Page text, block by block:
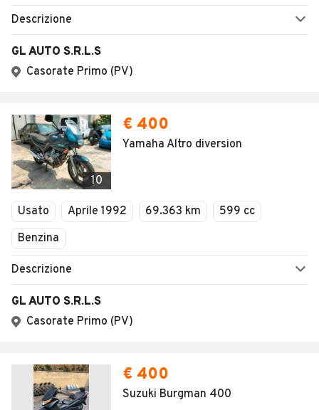
Descrizione
GL AUTO S.R.L.S
Casorate Primo (PV)
10
€ 400
Yamaha Altro diversion
Usato Aprile 1992 69.363 km
599 cc
Benzina
Descrizione
GL AUTO S.R.L.S
Casorate Primo (PV)
€ 400
Suzuki Burgman 400